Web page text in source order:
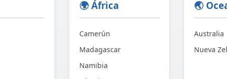
🌍 África
Camerún
Madagascar
Namibia
🌏
Australia
Nueva